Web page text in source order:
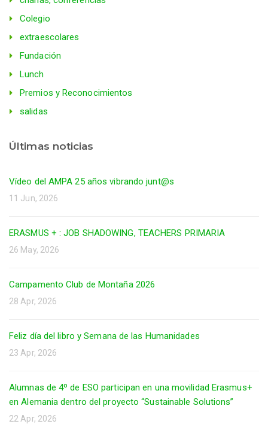
Colegio
extraescolares
Fundación
Lunch
Premios y Reconocimientos
salidas
Últimas noticias
Vídeo del AMPA 25 años vibrando junt@s
11 Jun, 2026
ERASMUS + : JOB SHADOWING, TEACHERS PRIMARIA
26 May, 2026
Campamento Club de Montaña 2026
28 Apr, 2026
Feliz día del libro y Semana de las Humanidades
23 Apr, 2026
Alumnas de 4º de ESO participan en una movilidad Erasmus+
en Alemania dentro del proyecto “Sustainable Solutions”
22 Apr, 2026